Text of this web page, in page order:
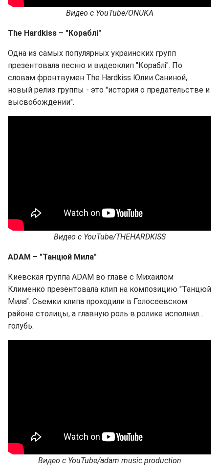
Видео с YouTube/ONUKA
The Hardkiss – "Кораблі"
Одна из самых популярных украинских групп
презентовала песню и видеоклип "Кораблі". По
словам фронтвумен The Hardkiss Юлии Саниной,
новый релиз группы - это "история о предательстве и
высвобождении".
Видео сYouTube/THEHARDKISS
ADAM – "Танцюй Мила"
Киевская группа ADAM во главе с Михаилом
Клименко презентовала клип на композицию "Танцюй
Мила". Съемки клипа проходили в Голосеевском
районе столицы, а главную роль в ролике исполнил...
голубь.
Видео сYouTube/adam.music.production